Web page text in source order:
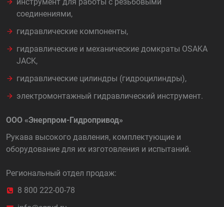
соединениями,
гидравлические компоненты,
гидравлические и механические домкраты OSAKA
JACK,
гидравлические цилиндры (гидроцилиндры),
электромонтажный гидравлический инструмент.
ООО «Энерпром-Гидропривод»
Рукава высокого давления, комплектующие и
оборудование для их изготовления и испытаний.
Региональный отдел продаж:
8 800 222-00-78